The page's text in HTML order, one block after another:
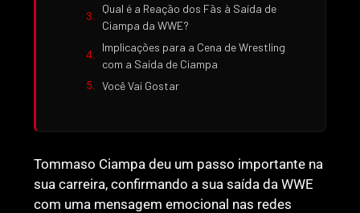
Qual é a Reação dos Fãs à Saída de
Ciampa da WWE?
Implicações para a Cena de Wrestling
com a Saída de Ciampa
Você Vai Gostar
Tommaso Ciampa deu um passo importante na
sua carreira, confirmando a sua saída da WWE
com uma mensagem emocional nas redes